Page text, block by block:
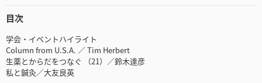
目次
学会・イベントハイライト
Column from U.S.A. ／ Tim Herbert
生薬とからだをつなぐ （21）／鈴木達彦
私と鍼灸／大友良英